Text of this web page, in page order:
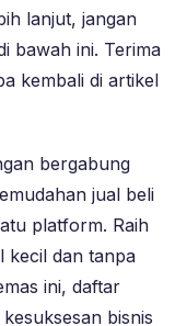
lanjut, jangan
bawah ini. Terima
kembali di artikel
bergabung
jual beli
platform. Raih
kecil dan tanpa
ini, daftar
bisnis